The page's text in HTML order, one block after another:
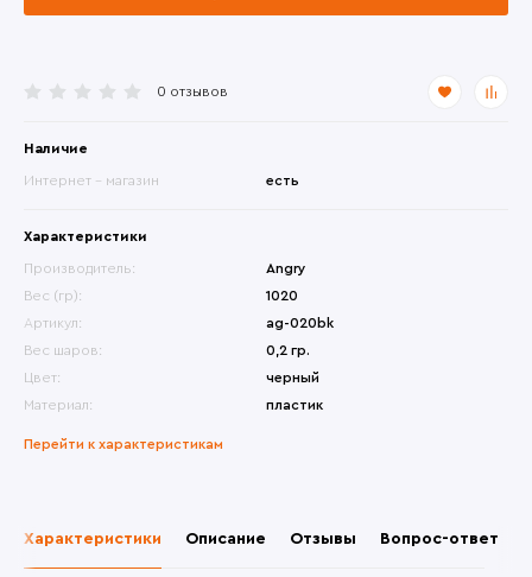
0 отзывов
Наличие
Интернет - магазин есть
Характеристики
Производитель:
Angry
Вес (гр):
1020
Артикул:
ag-020bk
Вес шаров:
0,2 гр.
Цвет:
черный
Материал:
пластик
Перейти к характеристикам
Характеристики Описание Отзывы Вопрос-ответ